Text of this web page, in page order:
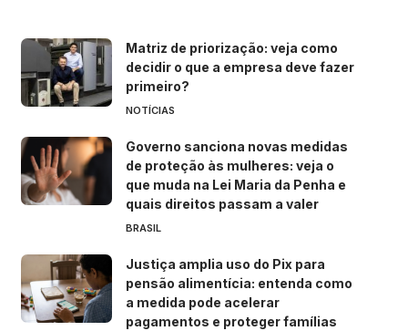
Matriz de priorização: veja como
decidir o que a empresa deve fazer
primeiro?
NOTÍCIAS
Governo sanciona novas medidas
de proteção às mulheres: veja o
que muda na Lei Maria da Penha e
quais direitos passam a valer
BRASIL
Justiça amplia uso do Pix para
pensão alimentícia: entenda como
a medida pode acelerar
pagamentos e proteger famílias